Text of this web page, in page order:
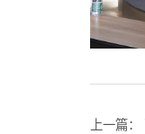
上一篇：